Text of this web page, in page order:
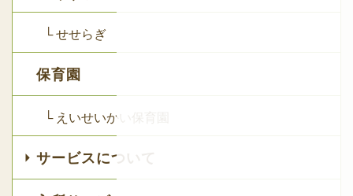
└ せせらぎ
保育園
└ えいせいかい保育園
サービスについて